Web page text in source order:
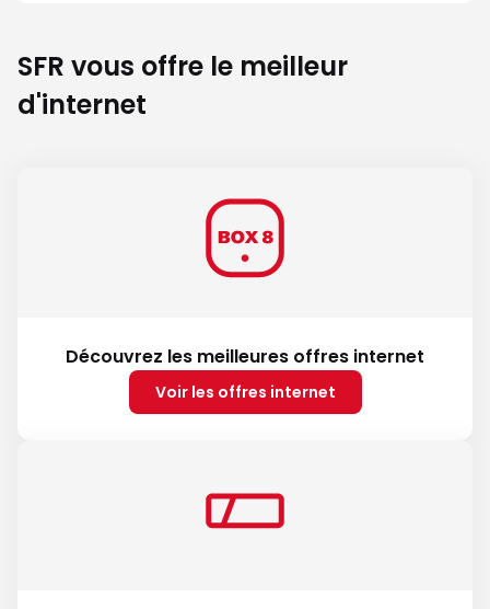
SFR vous offre le meilleur
d'internet
Découvrez les meilleures offres internet
Voir les offres internet